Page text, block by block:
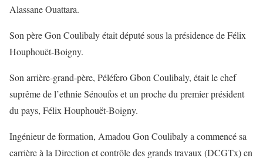
Alassane Ouattara.
Son père Gon Coulibaly était député sous la présidence de Félix
Houphouët-Boigny.
Son arrière-grand-père, Péléfero Gbon Coulibaly, était le chef
suprême de l’ethnie Sénoufos et un proche du premier président
du pays, Félix Houphouët-Boigny.
Ingénieur de formation, Amadou Gon Coulibaly a commencé sa
carrière à la Direction et contrôle des grands travaux (DCGTx) en